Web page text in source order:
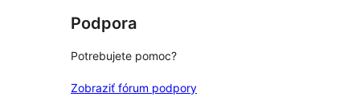
hodnotením
Podpora
Potrebujete pomoc?
Zobraziť fórum podpory